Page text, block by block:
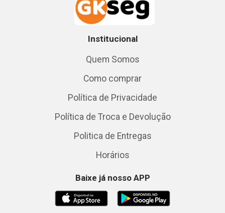
Institucional
Quem Somos
Como comprar
Política de Privacidade
Política de Troca e Devolução
Politica de Entregas
Horários
Baixe já nosso APP